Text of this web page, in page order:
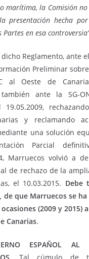
marítima, la Comisión no
presentación hecha
Partes en esa
dicho Reglamento, ante
Preliminar
al Oeste de
ante la SG-
19.05.2009,
y reclamando
una solución
Parcial
Marruecos volvió a
de rechazo de la
el 10.03.2015. Debe
que Marruecos se
(2009 y 2015)
Canarias.
ESPAÑOL AL